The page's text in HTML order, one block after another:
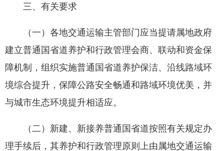
三、有关要求
（一）各地交通运输主管部门应当提请属地政府
建立普通国省道养护和行政管理会商、联动和资金保
障机制，组织实施普通国省道养护保洁、沿线路域环
境综合提升，保障公路安全畅通和路域环境优美，并
与城市生态环境提升相适应。
（二）新建、新接养普通国省道按照有关规定办
理手续后，其养护和行政管理原则上由属地交通运输